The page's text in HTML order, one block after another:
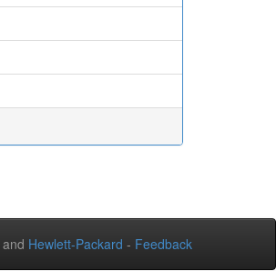
and Hewlett-Packard - Feedback